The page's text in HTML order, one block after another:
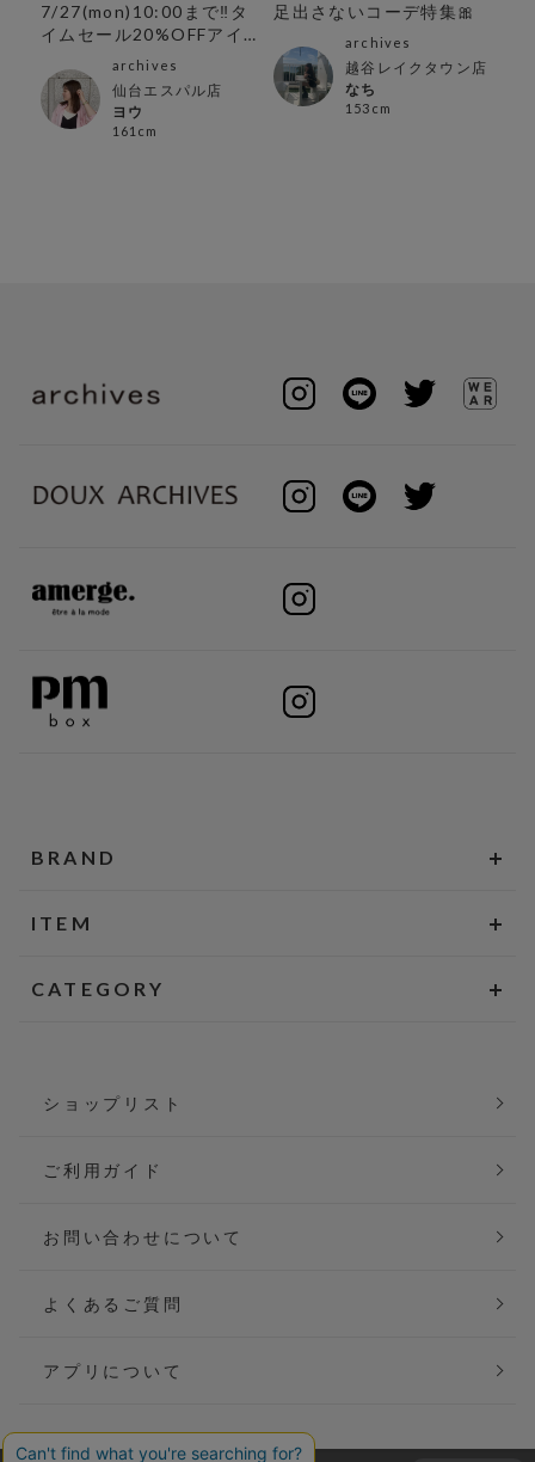
7/27(mon)10:00まで‼︎タ
イムセール20%OFFアイ
archives
仙台エスパル店
ヨウ
161cm
足出さないコーデ特集🎀
archives
越谷レイクタウン店
なち
153cm
BRAND
ITEM
CATEGORY
ショップリスト
ご利用ガイド
お問い合わせについて
よくあるご質問
アプリについて